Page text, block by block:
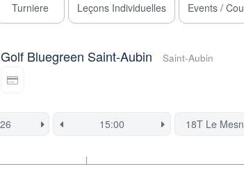
Turniere Leçons Individuelles Events /
Golf Bluegreen Saint-Aubin Saint-Aubin
18T Le